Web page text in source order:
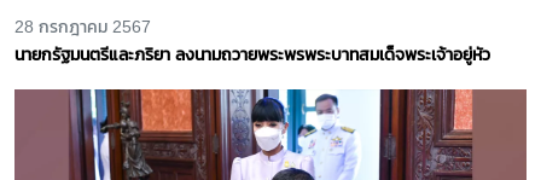
28 กรกฎาคม 2567
นายกรัฐมนตรีและภริยา ลงนามถวายพระพรพระบาทสมเด็จพระเจ้าอยู่หัว